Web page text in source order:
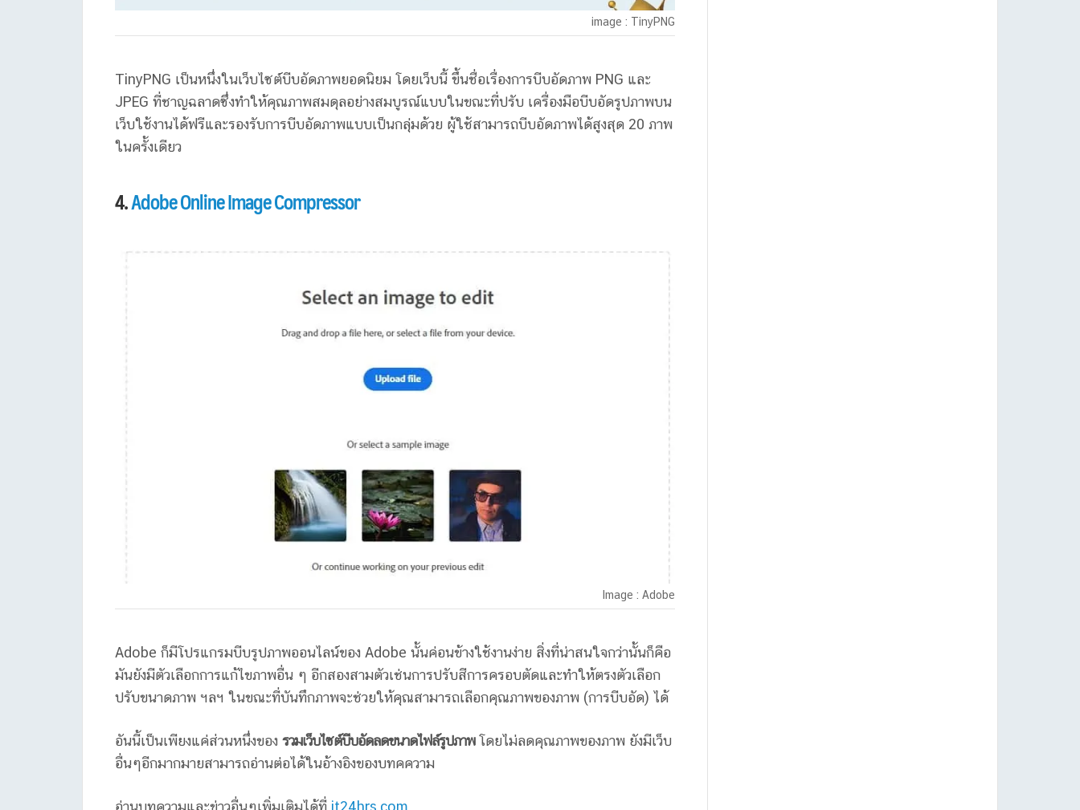
image : TinyPNG
TinyPNG เป็นหนึ่งในเว็บไซต์บีบอัดภาพยอดนิยม โดยเว็บนี้ ขึ้นชื่อเรื่องการบีบอัดภาพ PNG และ
JPEG ที่ชาญฉลาดซึ่งทำให้คุณภาพสมดุลอย่างสมบูรณ์แบบในขณะที่ปรับ เครื่องมือบีบอัดรูปภาพบน
เว็บใช้งานได้ฟรีและรองรับการบีบอัดภาพแบบเป็นกลุ่มด้วย ผู้ใช้สามารถบีบอัดภาพได้สูงสุด 20 ภาพ
ในครั้งเดียว
4.Adobe Online Image Compressor
Image : Adobe
Adobe ก็มีโปรแกรมบีบรูปภาพออนไลน์ของ Adobe นั้นค่อนข้างใช้งานง่าย สิ่งที่น่าสนใจกว่านั้นก็คือ
มันยังมีตัวเลือกการแก้ไขภาพอื่น ๆ อีกสองสามตัวเช่นการปรับสีการครอบตัดและทำให้ตรงตัวเลือก
ปรับขนาดภาพ ฯลฯ ในขณะที่บันทึกภาพจะช่วยให้คุณสามารถเลือกคุณภาพของภาพ (การบีบอัด) ได้
อันนี้เป็นเพียงแค่ส่วนหนึ่งของ รวมเว็บไซต์บีบอัดลดขนาดไฟล์รูปภาพโดยไม่ลดคุณภาพของภาพ ยังมีเว็บ
อื่นๆอีกมากมายสามารถอ่านต่อได้ในอ้างอิงของบทคความ